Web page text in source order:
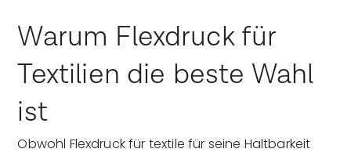
Warum Flexdruck für
Textilien die beste Wahl
ist
Obwohl Flexdruck für textile für seine Haltbarkeit